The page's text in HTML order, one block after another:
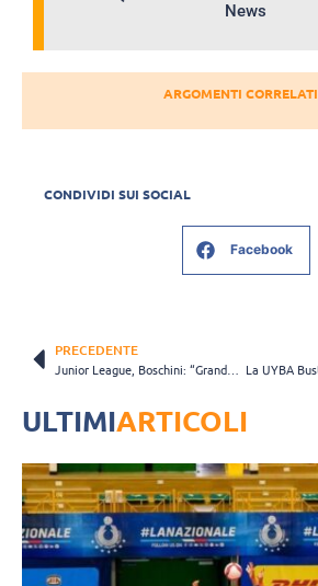
News
ARGOMENTI CORRELATI
CONDIVIDI SUI SOCIAL
Facebook
PRECEDENTE
ULTIMIARTICOLI